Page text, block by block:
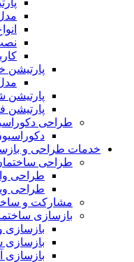
پارتیشن
پارتیشن
پارتیشن
طراحی
خدمات طراحی و
طراحی
طراحی
طراحی
مشارکت و
بازسازی
بازسازی
بازسازی
بازسازی